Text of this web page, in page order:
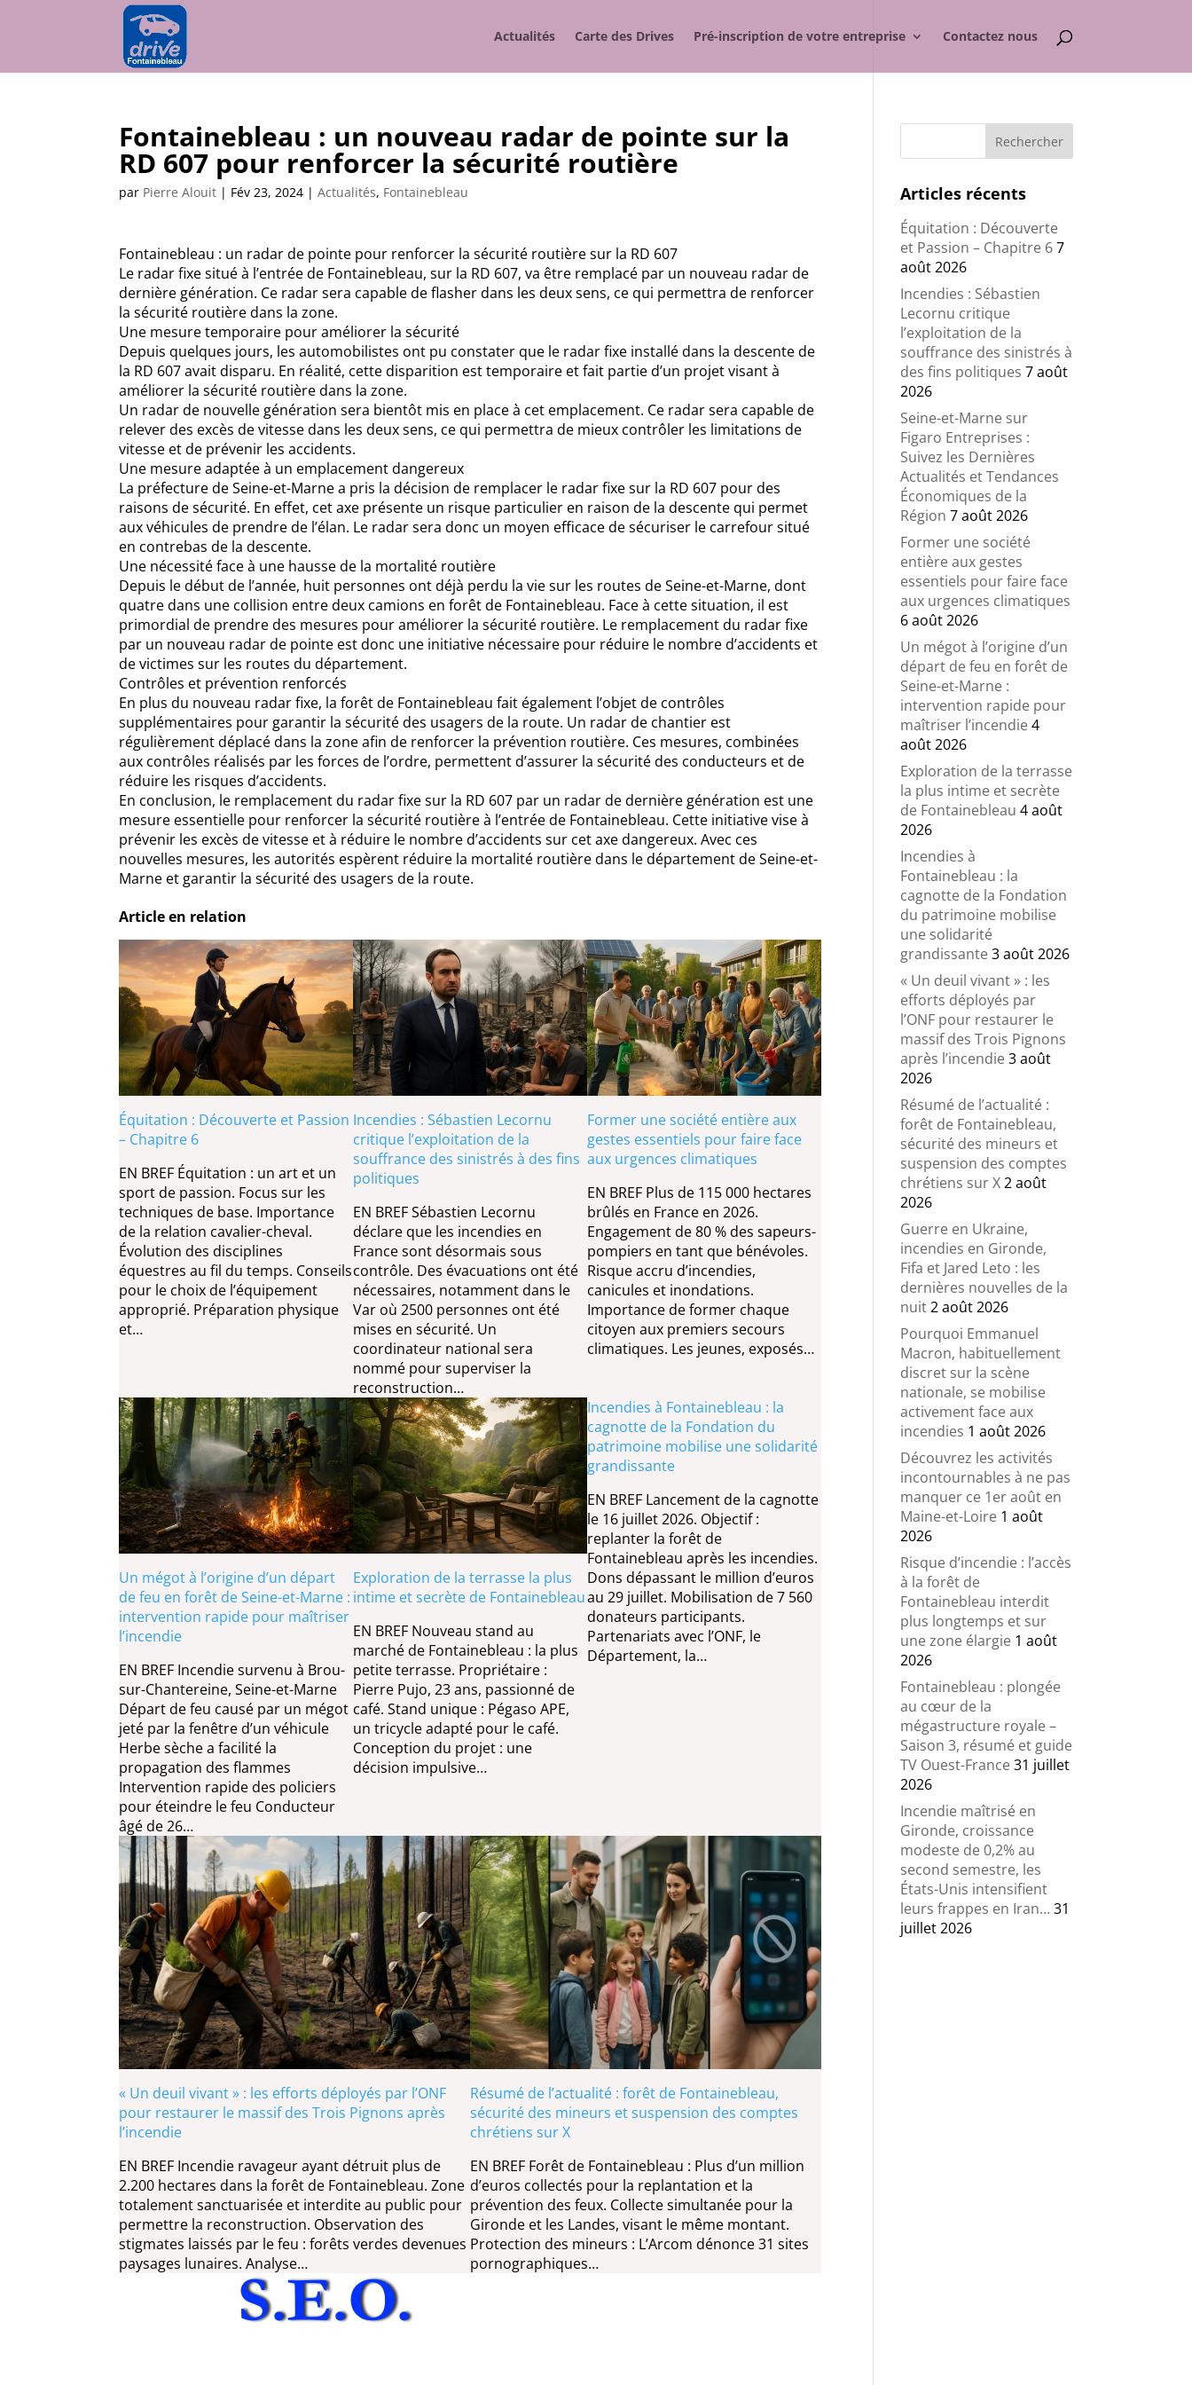
Actualités Carte des Drives Pré-inscription de votre entreprise Contactez nous
Fontainebleau : un nouveau radar de pointe sur la
RD 607 pour renforcer la sécurité routière
par Pierre Alouit | Fév 23, 2024 |Actualités, Fontainebleau
Fontainebleau : un radar de pointe pour renforcer la sécurité routière sur la RD 607
Le radar fixe situé à l’entrée de Fontainebleau, sur la RD 607, va être remplacé par un nouveau radar de
dernière génération. Ce radar sera capable de flasher dans les deux sens, ce qui permettra de renforcer
la sécurité routière dans la zone.
Une mesure temporaire pour améliorer la sécurité
Depuis quelques jours, les automobilistes ont pu constater que le radar fixe installé dans la descente de
la RD 607 avait disparu. En réalité, cette disparition est temporaire et fait partie d’un projet visant à
améliorer la sécurité routière dans la zone.
Un radar de nouvelle génération sera bientôt mis en place à cet emplacement. Ce radar sera capable de
relever des excès de vitesse dans les deux sens, ce qui permettra de mieux contrôler les limitations de
vitesse et de prévenir les accidents.
Une mesure adaptée à un emplacement dangereux
La préfecture de Seine-et-Marne a pris la décision de remplacer le radar fixe sur la RD 607 pour des
raisons de sécurité. En effet, cet axe présente un risque particulier en raison de la descente qui permet
aux véhicules de prendre de l’élan. Le radar sera donc un moyen efficace de sécuriser le carrefour situé
en contrebas de la descente.
Une nécessité face à une hausse de la mortalité routière
Depuis le début de l’année, huit personnes ont déjà perdu la vie sur les routes de Seine-et-Marne, dont
quatre dans une collision entre deux camions en forêt de Fontainebleau. Face à cette situation, il est
primordial de prendre des mesures pour améliorer la sécurité routière. Le remplacement du radar fixe
par un nouveau radar de pointe est donc une initiative nécessaire pour réduire le nombre d’accidents et
de victimes sur les routes du département.
Contrôles et prévention renforcés
En plus du nouveau radar fixe, la forêt de Fontainebleau fait également l’objet de contrôles
supplémentaires pour garantir la sécurité des usagers de la route. Un radar de chantier est
régulièrement déplacé dans la zone afin de renforcer la prévention routière. Ces mesures, combinées
aux contrôles réalisés par les forces de l’ordre, permettent d’assurer la sécurité des conducteurs et de
réduire les risques d’accidents.
En conclusion, le remplacement du radar fixe sur la RD 607 par un radar de dernière génération est une
mesure essentielle pour renforcer la sécurité routière à l’entrée de Fontainebleau. Cette initiative vise à
prévenir les excès de vitesse et à réduire le nombre d’accidents sur cet axe dangereux. Avec ces
nouvelles mesures, les autorités espèrent réduire la mortalité routière dans le département de Seine-et-
Marne et garantir la sécurité des usagers de la route.
Article en relation
Équitation : Découverte et Passion
– Chapitre 6
EN BREF Équitation : un art et un
sport de passion. Focus sur les
techniques de base. Importance
de la relation cavalier-cheval.
Évolution des disciplines
équestres au fil du temps. Conseils
pour le choix de l’équipement
approprié. Préparation physique
et…
Incendies : Sébastien Lecornu
critique l’exploitation de la
souffrance des sinistrés à des fins
politiques
EN BREF Sébastien Lecornu
déclare que les incendies en
France sont désormais sous
contrôle. Des évacuations ont été
nécessaires, notamment dans le
Var où 2500 personnes ont été
mises en sécurité. Un
coordinateur national sera
nommé pour superviser la
reconstruction…
Former une société entière aux
gestes essentiels pour faire face
aux urgences climatiques
EN BREF Plus de 115 000 hectares
brûlés en France en 2026.
Engagement de 80 % des sapeurs-
pompiers en tant que bénévoles.
Risque accru d’incendies,
canicules et inondations.
Importance de former chaque
citoyen aux premiers secours
climatiques. Les jeunes, exposés…
Un mégot à l’origine d’un départ
de feu en forêt de Seine-et-Marne :
intervention rapide pour maîtriser
l’incendie
EN BREF Incendie survenu à Brou-
sur-Chantereine, Seine-et-Marne
Départ de feu causé par un mégot
jeté par la fenêtre d’un véhicule
Herbe sèche a facilité la
propagation des flammes
Intervention rapide des policiers
pour éteindre le feu Conducteur
âgé de 26…
Exploration de la terrasse la plus
intime et secrète de Fontainebleau
EN BREF Nouveau stand au
marché de Fontainebleau : la plus
petite terrasse. Propriétaire :
Pierre Pujo, 23 ans, passionné de
café. Stand unique : Pégaso APE,
un tricycle adapté pour le café.
Conception du projet : une
décision impulsive…
Incendies à Fontainebleau : la
cagnotte de la Fondation du
patrimoine mobilise une solidarité
grandissante
EN BREF Lancement de la cagnotte
le 16 juillet 2026. Objectif :
replanter la forêt de
Fontainebleau après les incendies.
Dons dépassant le million d’euros
au 29 juillet. Mobilisation de 7 560
donateurs participants.
Partenariats avec l’ONF, le
Département, la…
« Un deuil vivant » : les efforts déployés par l’ONF
pour restaurer le massif des Trois Pignons après
l’incendie
EN BREF Incendie ravageur ayant détruit plus de
2.200 hectares dans la forêt de Fontainebleau. Zone
totalement sanctuarisée et interdite au public pour
permettre la reconstruction. Observation des
stigmates laissés par le feu : forêts verdes devenues
paysages lunaires. Analyse…
Résumé de l’actualité : forêt de Fontainebleau,
sécurité des mineurs et suspension des comptes
chrétiens sur X
EN BREF Forêt de Fontainebleau : Plus d’un million
d’euros collectés pour la replantation et la
prévention des feux. Collecte simultanée pour la
Gironde et les Landes, visant le même montant.
Protection des mineurs : L’Arcom dénonce 31 sites
pornographiques…
Articles récents
Équitation : Découverte
et Passion – Chapitre 67
août 2026
Incendies : Sébastien
Lecornu critique
l’exploitation de la
souffrance des sinistrés à
des fins politiques 7 août
2026
Seine-et-Marne sur
Figaro Entreprises :
Suivez les Dernières
Actualités et Tendances
Économiques de la
Région 7 août 2026
Former une société
entière aux gestes
essentiels pour faire face
aux urgences climatiques
6 août 2026
Un mégot à l’origine d’un
départ de feu en forêt de
Seine-et-Marne :
intervention rapide pour
maîtriser l’incendie4
août 2026
Exploration de la terrasse
la plus intime et secrète
de Fontainebleau 4 août
2026
Incendies à
Fontainebleau : la
cagnotte de la Fondation
du patrimoine mobilise
une solidarité
grandissante3 août 2026
« Un deuil vivant » : les
efforts déployés par
l’ONF pour restaurer le
massif des Trois Pignons
après l’incendie3 août
2026
Résumé de l’actualité :
forêt de Fontainebleau,
sécurité des mineurs et
suspension des comptes
chrétiens sur X2 août
2026
Guerre en Ukraine,
incendies en Gironde,
Fifa et Jared Leto : les
dernières nouvelles de la
nuit2 août 2026
Pourquoi Emmanuel
Macron, habituellement
discret sur la scène
nationale, se mobilise
activement face aux
incendies 1 août 2026
Découvrez les activités
incontournables à ne pas
manquer ce 1er août en
Maine-et-Loire 1 août
2026
Risque d’incendie : l’accès
à la forêt de
Fontainebleau interdit
plus longtemps et sur
une zone élargie 1 août
2026
Fontainebleau : plongée
au cœur de la
mégastructure royale –
Saison 3, résumé et guide
TV Ouest-France31 juillet
2026
Incendie maîtrisé en
Gironde, croissance
modeste de 0,2% au
second semestre, les
États-Unis intensifient
leurs frappes en Iran…31
juillet 2026